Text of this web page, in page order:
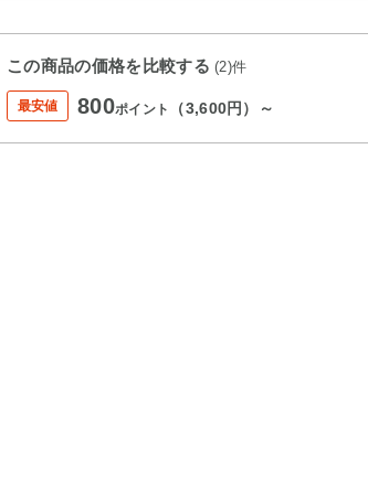
この商品の価格を比較する(2)件
最安値 800ポイント （3,600円）～